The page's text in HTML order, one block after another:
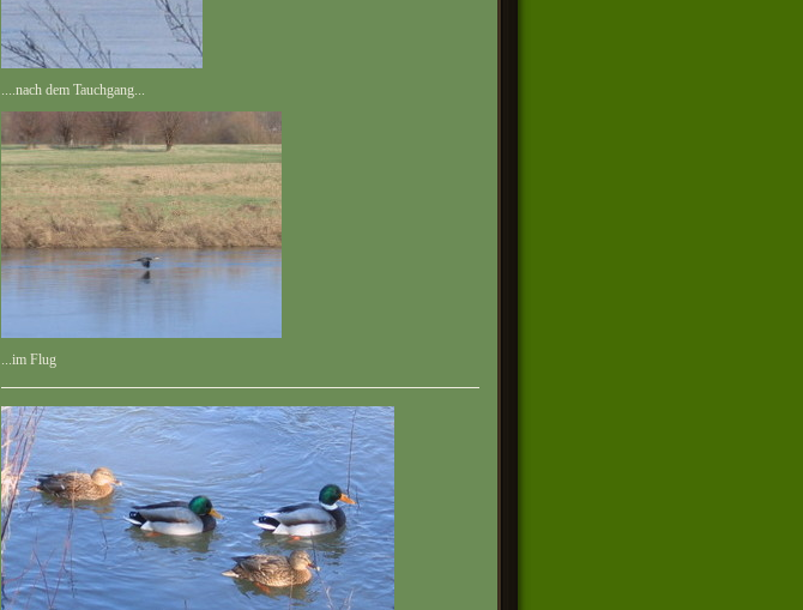
....nach dem Tauchgang...
...im Flug